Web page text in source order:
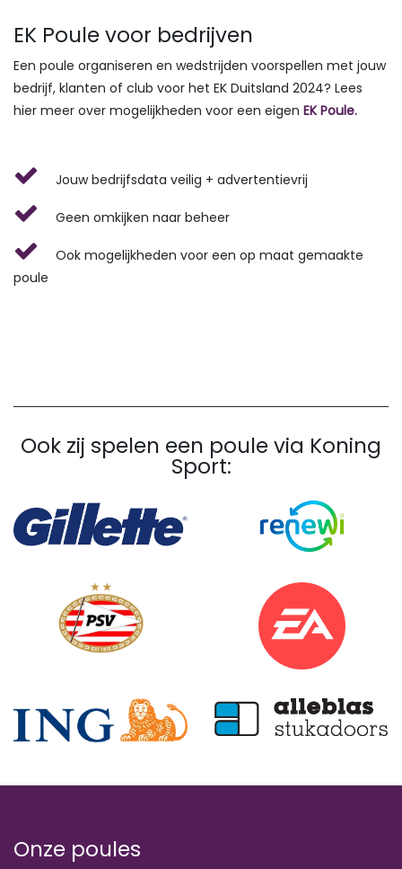
EK Poule voor bedrijven
Een poule organiseren en wedstrijden voorspellen met jouw
bedrijf, klanten of club voor het EK Duitsland 2024? Lees
hier meer over mogelijkheden voor een eigen EK Poule.
​Jouw bedrijfsdata veilig + advertentievrij
​Geen omkijken naar beheer
​Ook mogelijkheden voor een op maat gemaakte
poule​
Ook zij spelen een poule via Koning
Sport:
Onze poules